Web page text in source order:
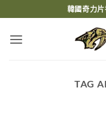
to
content
韓國奇力
TAG